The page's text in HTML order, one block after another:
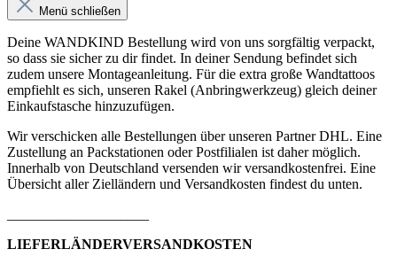
Menü schließen
Deine WANDKIND Bestellung wird von uns sorgfältig verpackt,
so dass sie sicher zu dir findet. In deiner Sendung befindet sich
zudem unsere Montageanleitung. Für die extra große Wandtattoos
empfiehlt es sich, unseren Rakel (Anbringwerkzeug) gleich deiner
Einkaufstasche hinzuzufügen.
Wir verschicken alle Bestellungen über unseren Partner DHL. Eine
Zustellung an Packstationen oder Postfilialen ist daher möglich.
Innerhalb von Deutschland versenden wir versandkostenfrei. Eine
Übersicht aller Zielländern und Versandkosten findest du unten.
LIEFERLÄNDERVERSANDKOSTEN